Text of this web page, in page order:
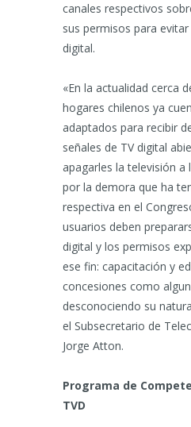
canales respectivos
sus permisos para
digital.
«En la actualidad cerca
hogares chilenos ya
adaptados para recibir
señales de TV digital
apagarles la televisión a
por la demora que ha
respectiva en el
usuarios deben
digital y los permisos
ese fin: capacitación y
concesiones como
desconociendo su
el Subsecretario de
Jorge Atton.
Programa de
TVD